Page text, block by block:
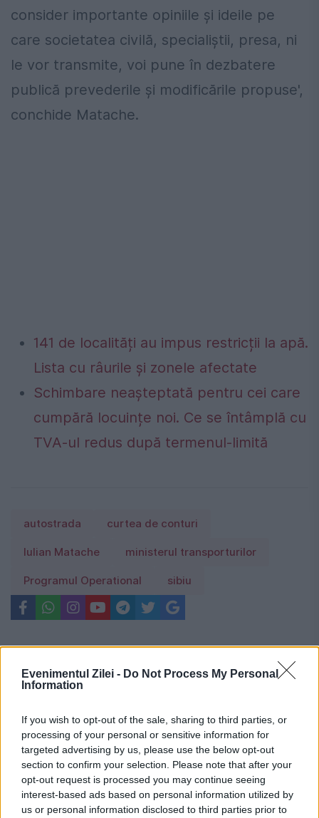
Evenimentul Zilei - Do Not Process My Personal
Information
If you wish to opt-out of the sale, sharing to third parties, or
processing of your personal or sensitive information for
targeted advertising by us, please use the below opt-out
section to confirm your selection. Please note that after your
opt-out request is processed you may continue seeing
interest-based ads based on personal information utilized by
us or personal information disclosed to third parties prior to
consider importante opiniile și ideile pe
care societatea civilă, specialiștii, presa, ni
le vor transmite, voi pune în dezbatere
publică prevederile și modificările propuse',
conchide Matache.
141 de localități au impus restricții la apă.
Lista cu râurile și zonele afectate
Schimbare neașteptată pentru cei care
cumpără locuințe noi. Ce se întâmplă cu
TVA-ul redus după termenul-limită
autostrada curtea de conturi
Iulian Matache ministerul transporturilor
Programul Operational sibiu